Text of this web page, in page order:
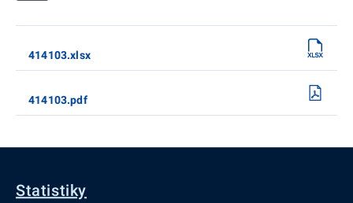
414103.xlsx
414103.pdf
Statistiky